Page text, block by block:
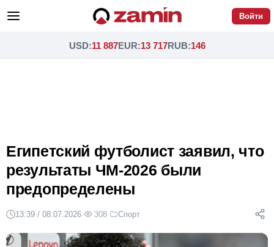
Войти
USD:11 887EUR:13 717RUB:146
Египетский футболист заявил, что
результаты ЧМ-2026 были
предопределены
13:39 / 08.07.2026· 308· Спорт